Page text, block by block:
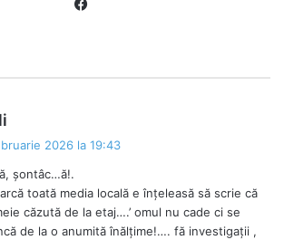
n
e
:
2026 la 19:43
șontâc…ă!.
toată media locală e înțeleasă să scrie că
căzută de la etaj….’ omul nu cade ci se
de la o anumită înălțime!…. fă investigații ,